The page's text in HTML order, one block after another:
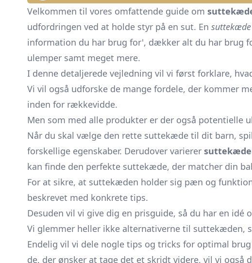
Velkommen til vores omfattende guide om
udfordringen ved at holde styr på en sut. En suttekæde
information du har brug for', dækker alt du har brug
ulemper samt meget mere.
I denne detaljerede vejledning vil vi først forklare,
Vi vil også udforske de mange fordele, der kommer
inden for rækkevidde.
Men som med alle produkter er der også potentielle
Når du skal vælge den rette suttekæde til dit barn,
forskellige egenskaber. Derudover varierer
kan finde den perfekte suttekæde, der matcher din
For at sikre, at suttekæden holder sig pæn og
beskrevet med konkrete tips.
Desuden vil vi give dig en prisguide, så du har en
Vi glemmer heller ikke alternativerne til suttekæden,
Endelig vil vi dele nogle tips og tricks for optimal
de, der ønsker at tage det et skridt videre, vil vi